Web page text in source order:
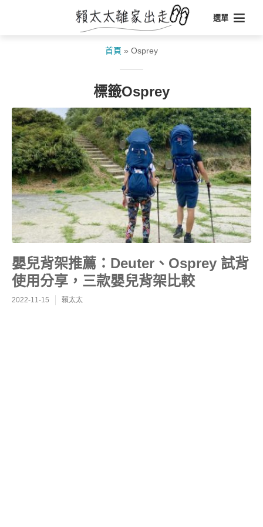
選單
首頁 » Osprey
標籤Osprey
嬰兒背架推薦：Deuter、Osprey 試背
使用分享，三款嬰兒背架比較
2022-11-15 賴太太